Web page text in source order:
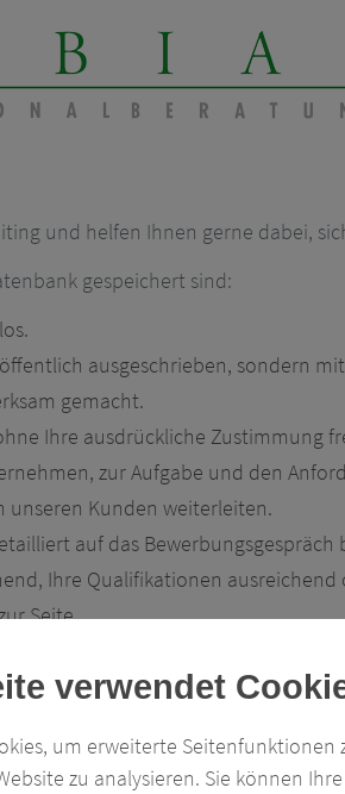
und helfen Ihnen gerne dabei,
gespeichert sind:
ausgeschrieben, sondern
gemacht.
Ihre ausdrückliche Zustimmung
zur Aufgabe und den
unseren Kunden weiterleiten.
auf das Bewerbungsgespräch
Ihre Qualifikationen
Seite.
verwendet
um erweiterte
zu analysieren. Sie können